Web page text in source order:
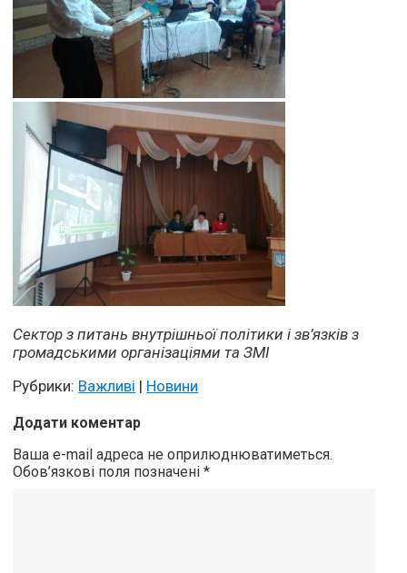
Сектор з питань внутрішньої політики і зв’язків з
громадськими організаціями та ЗМІ
Рубрики: Важливі | Новини
Додати коментар
Ваша e-mail адреса не оприлюднюватиметься.
Обов’язкові поля позначені*